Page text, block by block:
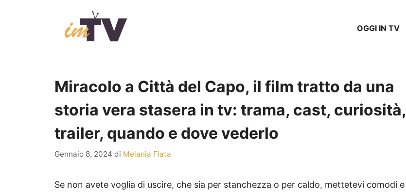
OGGI IN TV
Miracolo a Città del Capo, il film tratto da una
storia vera stasera in tv: trama, cast, curiosità,
trailer, quando e dove vederlo
Gennaio 8, 2024 di Melania Fiata
Se non avete voglia di uscire, che sia per stanchezza o per caldo, mettetevi comodi e